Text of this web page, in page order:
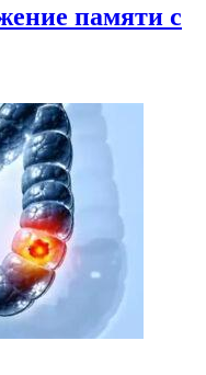
памяти с